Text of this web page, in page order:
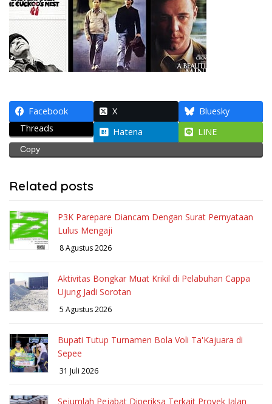
Facebook X
Bluesky
Threads
Hatena LINE
Copy
Related posts
P3K Parepare Diancam Dengan Surat Pernyataan
Lulus Mengaji
8 Agustus 2026
Aktivitas Bongkar Muat Krikil di Pelabuhan Cappa
Ujung Jadi Sorotan
5 Agustus 2026
Bupati Tutup Turnamen Bola Voli Ta'Kajuara di
Sepee
31 Juli 2026
Sejumlah Pejabat Diperiksa Terkait Proyek Jalan